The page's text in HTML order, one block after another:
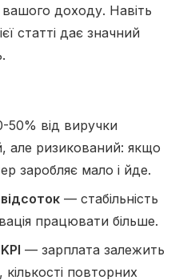
доходу. Навіть
статті дає значний
50% від виручки
але ризикований: якщо
заробляє мало і йде.
— стабільність
працювати більше.
— зарплата залежить
повторних